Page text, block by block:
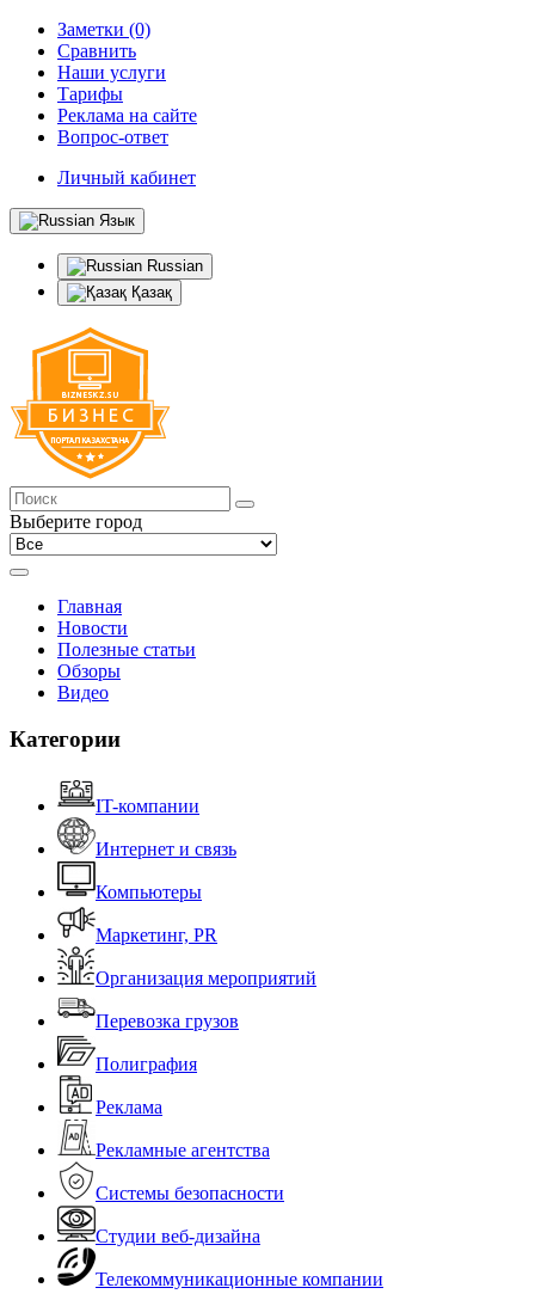
Заметки (0)
Сравнить
Наши услуги
Тарифы
Реклама на сайте
Вопрос-ответ
Личный кабинет
Язык
Russian
Қазақ
Выберите город
Главная
Новости
Полезные статьи
Обзоры
Видео
Категории
IT-компании
Интернет и связь
Компьютеры
Маркетинг, PR
Организация мероприятий
Перевозка грузов
Полиграфия
Реклама
Рекламные агентства
Системы безопасности
Студии веб-дизайна
Телекоммуникационные компании